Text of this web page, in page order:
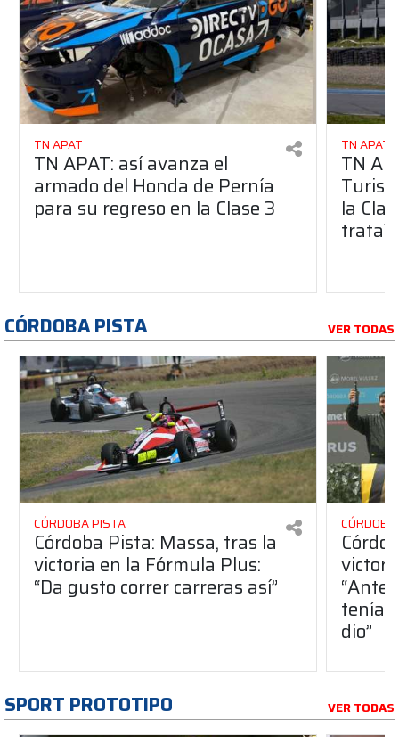
TN APAT
TN APAT: así avanza el
armado del Honda de Pernía
para su regreso en la Clase 3
TN APAT
TN
la
trata?
CÓRDOBA PISTA VER TODAS
CÓRDOBA PISTA
Córdoba Pista: Massa, tras la
victoria en la Fórmula Plus:
“Da gusto correr carreras así”
dio”
SPORT PROTOTIPO VER TODAS